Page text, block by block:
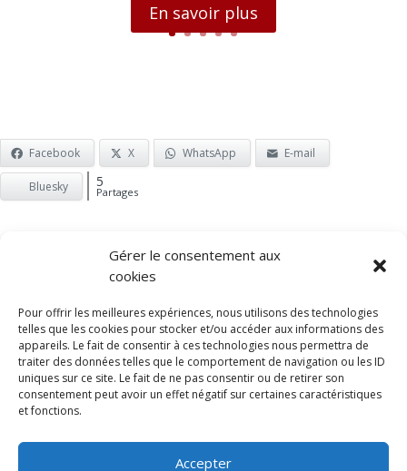
Gérer le consentement aux
cookies
Pour offrir les meilleures expériences, nous utilisons des technologies
telles que les cookies pour stocker et/ou accéder aux informations des
appareils. Le fait de consentir à ces technologies nous permettra de
traiter des données telles que le comportement de navigation ou les ID
uniques sur ce site. Le fait de ne pas consentir ou de retirer son
consentement peut avoir un effet négatif sur certaines caractéristiques
et fonctions.
Accepter
En savoir plus
Facebook X WhatsApp E-mail
Bluesky Partages
5
© 2026 Frédéric Meuwly